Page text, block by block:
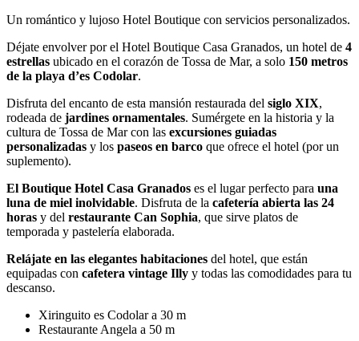
Un romántico y lujoso Hotel Boutique con servicios personalizados.
Déjate envolver por el Hotel Boutique Casa Granados, un hotel de 4
estrellas ubicado en el corazón de Tossa de Mar, a solo 150 metros
de la playa d’es Codolar.
Disfruta del encanto de esta mansión restaurada del siglo XIX,
rodeada de jardines ornamentales. Sumérgete en la historia y la
cultura de Tossa de Mar con las excursiones guiadas
personalizadas y los paseos en barco que ofrece el hotel (por un
suplemento).
El Boutique Hotel Casa Granados es el lugar perfecto para una
luna de miel inolvidable. Disfruta de la cafetería abierta las 24
horas y del restaurante Can Sophia, que sirve platos de
temporada y pastelería elaborada.
Relájate en las elegantes habitaciones del hotel, que están
equipadas con cafetera vintage Illy y todas las comodidades para tu
descanso.
Xiringuito es Codolar a 30 m
Restaurante Angela a 50 m